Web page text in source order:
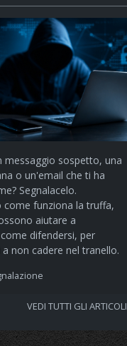
messaggio sospetto, una
o un'email che ti ha
Segnalacelo.
come funziona la truffa,
aiutare a
difendersi, per
non cadere nel tranello.
VEDI TUTTI GLI ARTICOLI